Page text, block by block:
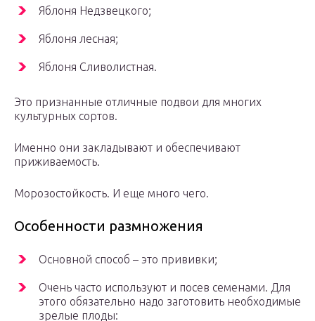
Яблоня Недзвецкого;
Яблоня лесная;
Яблоня Сливолистная.
Это признанные отличные подвои для многих
культурных сортов.
Именно они закладывают и обеспечивают
приживаемость.
Морозостойкость. И еще много чего.
Особенности размножения
Основной способ – это прививки;
Очень часто используют и посев семенами. Для
этого обязательно надо заготовить необходимые
зрелые плоды: